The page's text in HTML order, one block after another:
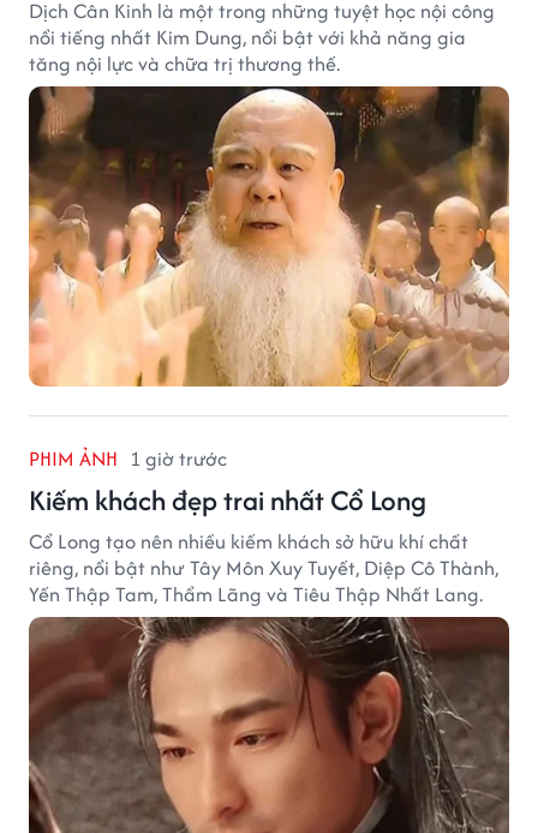
Dịch Cân Kinh là một trong những tuyệt học nội công
nổi tiếng nhất Kim Dung, nổi bật với khả năng gia
tăng nội lực và chữa trị thương thế.
PHIM ẢNH 1 giờ trước
Kiếm khách đẹp trai nhất Cổ Long
Cổ Long tạo nên nhiều kiếm khách sở hữu khí chất
riêng, nổi bật như Tây Môn Xuy Tuyết, Diệp Cô Thành,
Yến Thập Tam, Thẩm Lãng và Tiêu Thập Nhất Lang.